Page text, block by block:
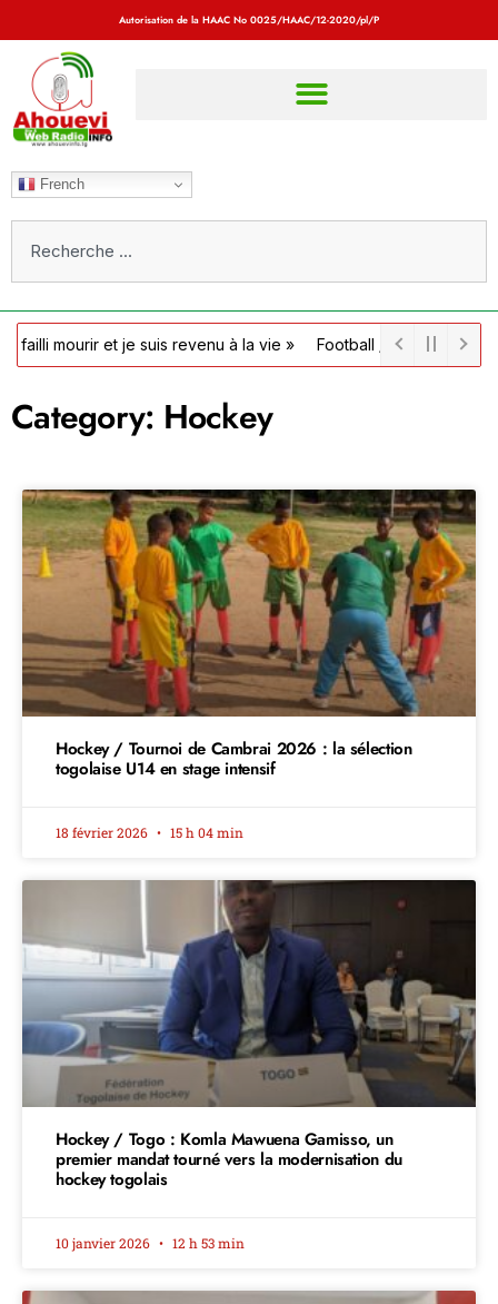
Autorisation de la HAAC No 0025/HAAC/12-2020/pl/P
French
et je suis revenu à la vie » Football / Côte d’Ivoire : la FIF
Category: Hockey
Hockey / Tournoi de Cambrai 2026 : la sélection
togolaise U14 en stage intensif
18 février 2026 15 h 04 min
Hockey / Togo : Komla Mawuena Gamisso, un
premier mandat tourné vers la modernisation du
hockey togolais
10 janvier 2026 12 h 53 min